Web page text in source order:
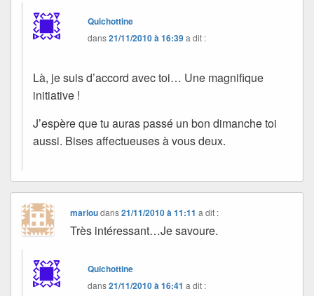
Quichottine
dans21/11/2010 à 16:39a dit :
Là, je suis d’accord avec toi… Une magnifique
initiative !
J’espère que tu auras passé un bon dimanche toi
aussi. Bises affectueuses à vous deux.
marloudans21/11/2010 à 11:11 a dit :
Très intéressant…Je savoure.
Quichottine
dans21/11/2010 à 16:41 a dit :